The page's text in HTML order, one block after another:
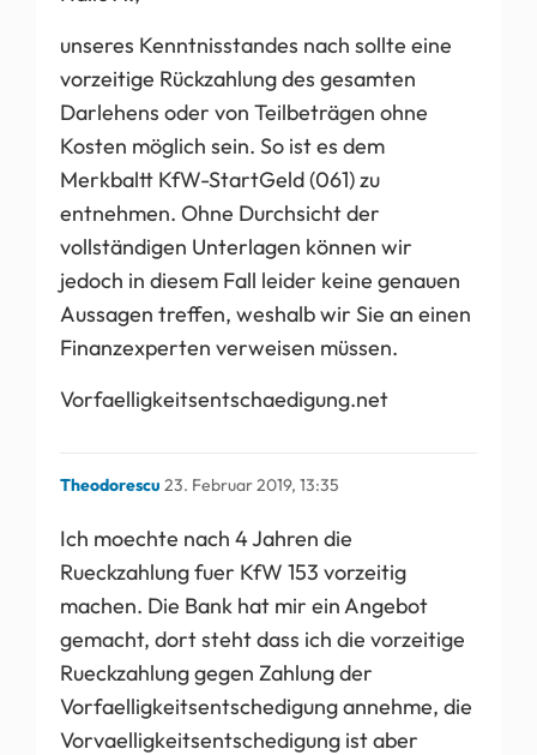
unseres Kenntnisstandes nach sollte eine
vorzeitige Rückzahlung des gesamten
Darlehens oder von Teilbeträgen ohne
Kosten möglich sein. So ist es dem
Merkbaltt KfW-StartGeld (061) zu
entnehmen. Ohne Durchsicht der
vollständigen Unterlagen können wir
jedoch in diesem Fall leider keine genauen
Aussagen treffen, weshalb wir Sie an einen
Finanzexperten verweisen müssen.
Vorfaelligkeitsentschaedigung.net
Theodorescu 23. Februar 2019, 13:35
Ich moechte nach 4 Jahren die
Rueckzahlung fuer KfW 153 vorzeitig
machen. Die Bank hat mir ein Angebot
gemacht, dort steht dass ich die vorzeitige
Rueckzahlung gegen Zahlung der
Vorfaelligkeitsentschedigung annehme, die
Vorvaelligkeitsentschedigung ist aber